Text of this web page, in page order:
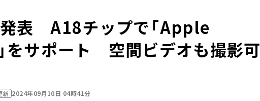
発表 A18チップで「Apple
サポート 空間ビデオも撮影可
新 2024年09月10日 04時41分